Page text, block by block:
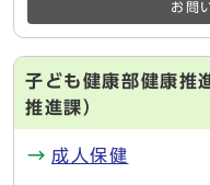
お問
子ども健康部健康推
推進課）
成人保健